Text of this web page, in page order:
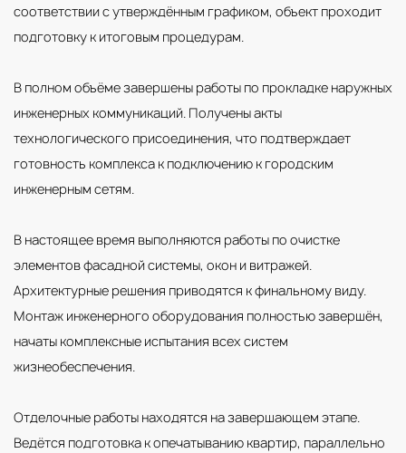
соответствии с утверждённым графиком, объект проходит
подготовку к итоговым процедурам.
В полном объёме завершены работы по прокладке наружных
инженерных коммуникаций. Получены акты
технологического присоединения, что подтверждает
готовность комплекса к подключению к городским
инженерным сетям.
В настоящее время выполняются работы по очистке
элементов фасадной системы, окон и витражей.
Архитектурные решения приводятся к финальному виду.
Монтаж инженерного оборудования полностью завершён,
начаты комплексные испытания всех систем
жизнеобеспечения.
Отделочные работы находятся на завершающем этапе.
Ведётся подготовка к опечатыванию квартир, параллельно